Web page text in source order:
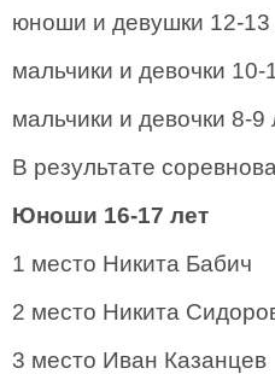
юноши и девушки 12-
мальчики и девочки
мальчики и девочки 8-
В результате
Юноши 16-17 лет
1 место Никита Бабич
2 место Никита
3 место Иван Казанцев